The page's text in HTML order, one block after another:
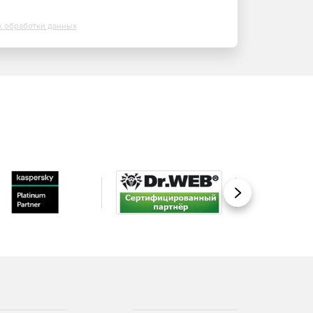
обработки данных
Вперед